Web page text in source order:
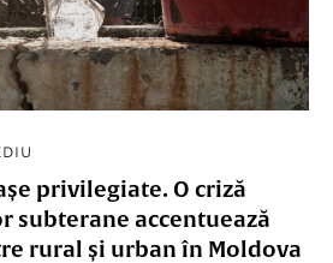
privilegiate. O criză
subterane accentuează
rural și urban în Moldova